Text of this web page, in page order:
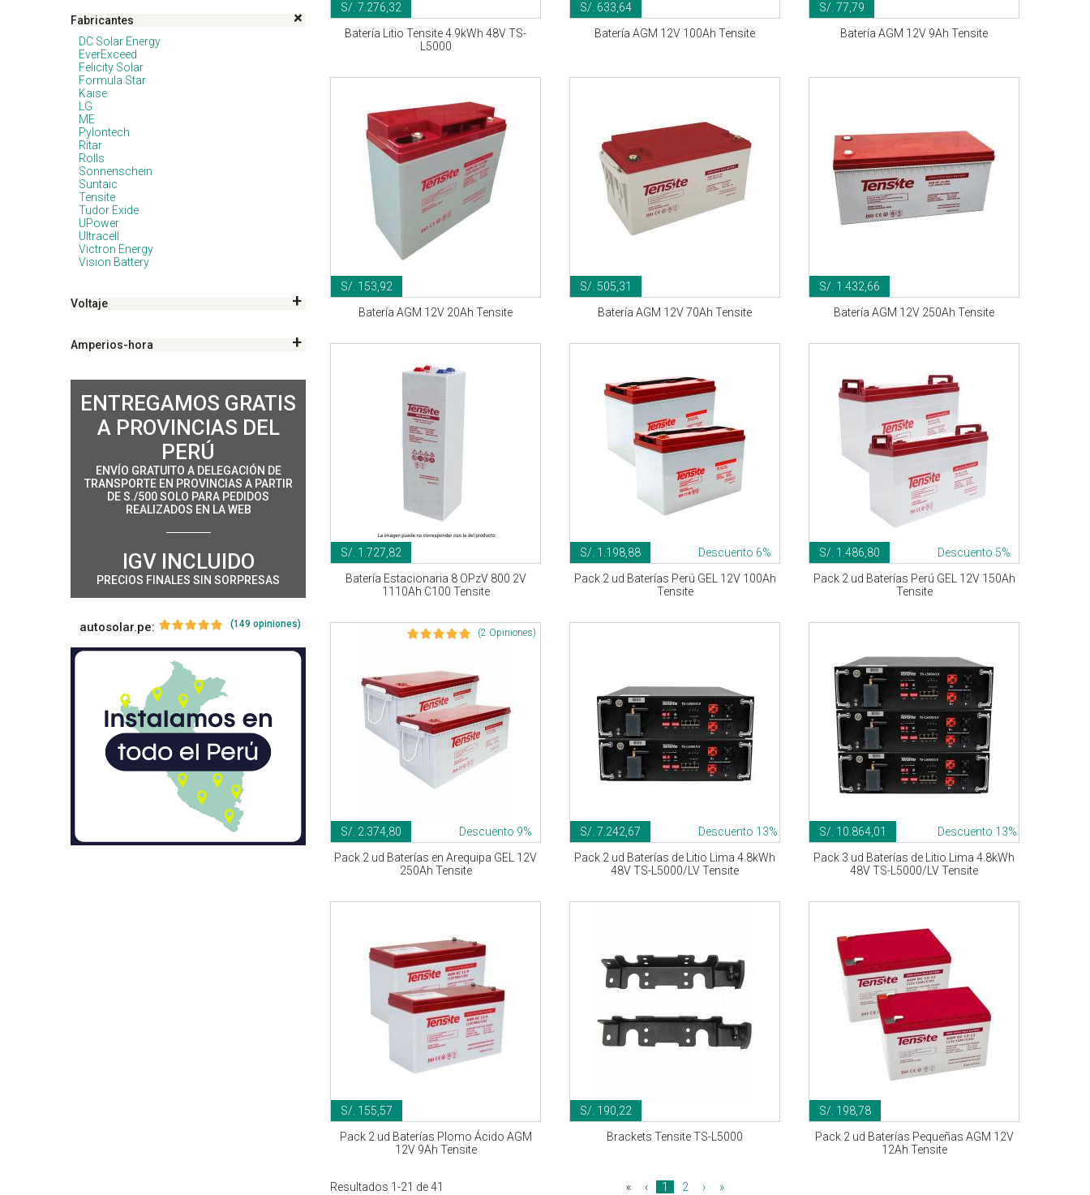
Fabricantes
DC Solar Energy
EverExceed
Felicity Solar
Formula Star
Kaise
LG
ME
Pylontech
Ritar
Rolls
Sonnenschein
Suntaic
Tensite
Tudor Exide
UPower
Ultracell
Victron Energy
Vision Battery
Voltaje
Amperios-hora
ENTREGAMOS GRATIS
A PROVINCIAS DEL
PERÚ
ENVÍO GRATUITO A DELEGACIÓN DE
TRANSPORTE EN PROVINCIAS A PARTIR
DE S./500 SOLO PARA PEDIDOS
REALIZADOS EN LA WEB
IGV INCLUIDO
PRECIOS FINALES SIN SORPRESAS
autosolar.pe: (149 opiniones)
S/. 7.276,32
Batería Litio Tensite 4.9kWh 48V TS-
L5000
S/. 633,64
Batería AGM 12V 100Ah Tensite
S/. 77,79
Batería AGM 12V 9Ah Tensite
S/. 153,92
Batería AGM 12V 20Ah Tensite
S/. 505,31
Batería AGM 12V 70Ah Tensite
S/. 1.432,66
Batería AGM 12V 250Ah Tensite
S/. 1.727,82
Batería Estacionaria 8 OPzV 800 2V
1110Ah C100 Tensite
S/. 1.198,88
Descuento 6%
Pack 2 ud Baterías Perú GEL 12V 100Ah
Tensite
S/. 1.486,80
Descuento 5%
Pack 2 ud Baterías Perú GEL 12V 150Ah
Tensite
(2 Opiniones)
S/. 2.374,80
Descuento 9%
Pack 2 ud Baterías en Arequipa GEL 12V
250Ah Tensite
S/. 7.242,67
Descuento 13%
Pack 2 ud Baterías de Litio Lima 4.8kWh
48V TS-L5000/LV Tensite
S/. 10.864,01
Descuento 13%
Pack 3 ud Baterías de Litio Lima 4.8kWh
48V TS-L5000/LV Tensite
S/. 155,57
Pack 2 ud Baterías Plomo Ácido AGM
12V 9Ah Tensite
S/. 190,22
Brackets Tensite TS-L5000
S/. 198,78
Pack 2 ud Baterías Pequeñas AGM 12V
12Ah Tensite
Resultados 1-21 de 41 « ‹ 1 2 › »